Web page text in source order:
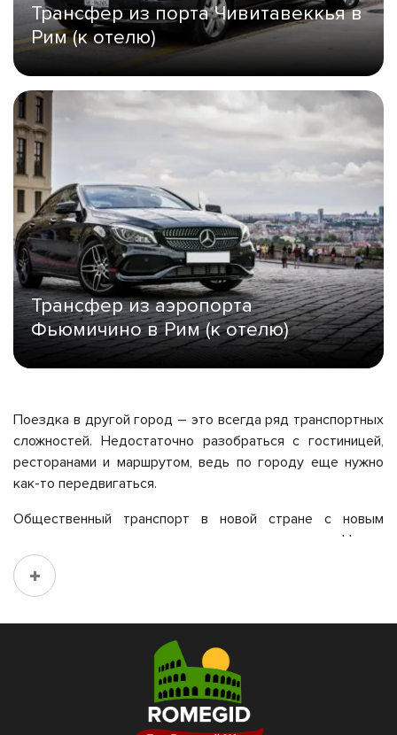
Трансфер из порта Чивитавеккья в
Рим (к отелю)
Трансфер из аэропорта
Фьюмичино в Рим (к отелю)
Поездка в другой город – это всегда ряд транспортных
сложностей. Недостаточно разобраться с гостиницей,
ресторанами и маршрутом, ведь по городу еще нужно
как-то передвигаться.
Общественный транспорт в новой стране с новым
языком – это всегда сложно и неожиданно. Нужно
освоить новые способы оплаты, не прогадать с
пересадками. Такие переезды – та часть локального
свободном режиме, а не с вещами из аэропорта или с
насыщенной программой.
Можно заказать такси, но и здесь придется изучать
новые сервисы. А услуги таксистов из аэропортов и
вокзалов часто неоправданно стоят. Кроме того, нужно